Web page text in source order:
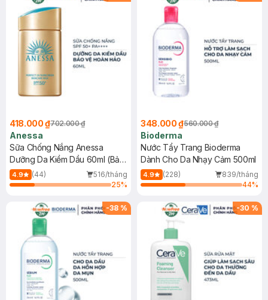
418.000 ₫702.000 ₫
Anessa
Sữa Chống Nắng Anessa
Dưỡng Da Kiềm Dầu 60ml (Bản
Mới)
4.9 (44)
516/tháng
25%
348.000 ₫560.000 ₫
Bioderma
Nước Tẩy Trang Bioderma
Dành Cho Da Nhạy Cảm 500ml
4.9 (228)
839/tháng
44%
-38 % -30 %